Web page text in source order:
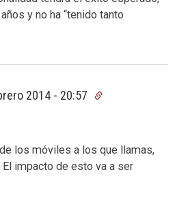
y no ha “tenido tanto
2014 - 20:57
los móviles a los que llamas,
impacto de esto va a ser